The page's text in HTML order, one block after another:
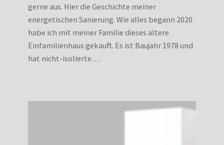
gerne aus. Hier die Geschichte meiner
energetischen Sanierung. Wie alles begann 2020
habe ich mit meiner Familie dieses ältere
Einfamilienhaus gekauft. Es ist Baujahr 1978 und
hat nicht-isolierte…